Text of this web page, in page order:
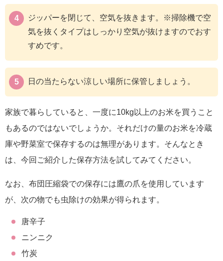
ジッパーを閉じて、空気を抜きます。※掃除機で空
気を抜くタイプはしっかり空気が抜けますのでおす
すめです。
日の当たらない涼しい場所に保管しましょう。
家族で暮らしていると、一度に10kg以上のお米を買うこと
もあるのではないでしょうか。それだけの量のお米を冷蔵
庫や野菜室で保存するのは無理があります。そんなとき
は、今回ご紹介した保存方法を試してみてください。
なお、布団圧縮袋での保存には鷹の爪を使用しています
が、次の物でも虫除けの効果が得られます。
唐辛子
ニンニク
竹炭